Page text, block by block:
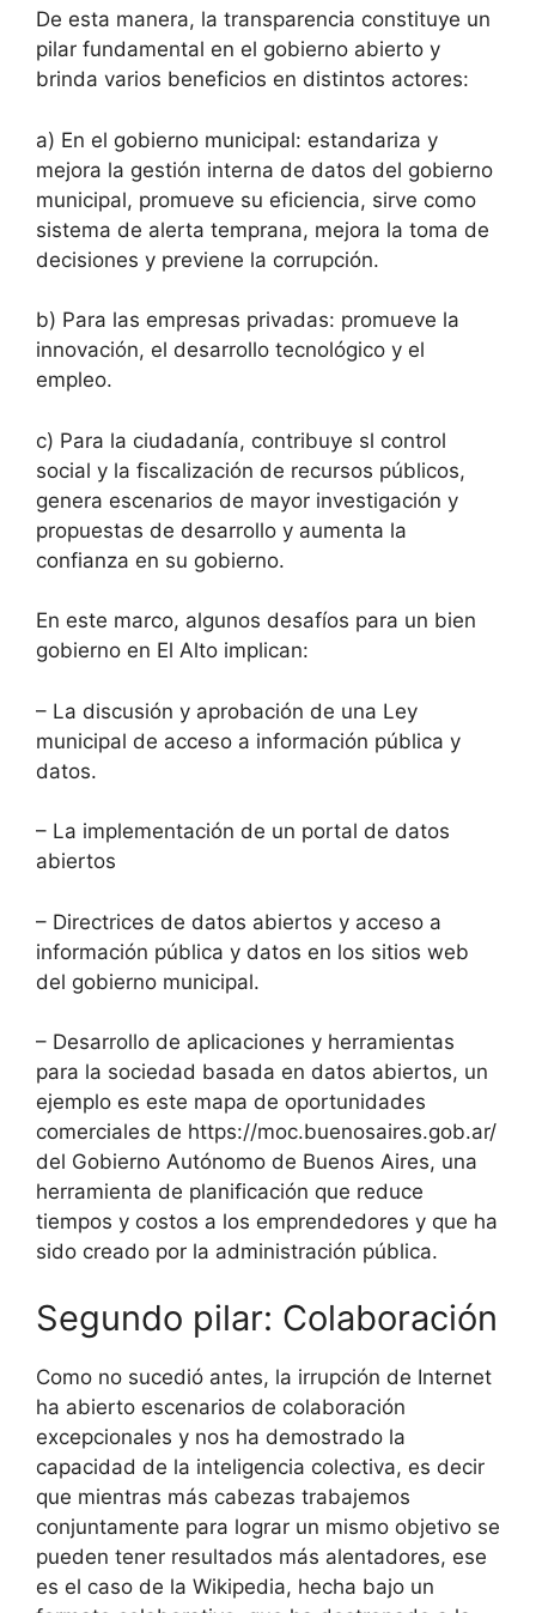
De esta manera, la transparencia constituye un
pilar fundamental en el gobierno abierto y
brinda varios beneficios en distintos actores:
a) En el gobierno municipal: estandariza y
mejora la gestión interna de datos del gobierno
municipal, promueve su eficiencia, sirve como
sistema de alerta temprana, mejora la toma de
decisiones y previene la corrupción.
b) Para las empresas privadas: promueve la
innovación, el desarrollo tecnológico y el
empleo.
c) Para la ciudadanía, contribuye sl control
social y la fiscalización de recursos públicos,
genera escenarios de mayor investigación y
propuestas de desarrollo y aumenta la
confianza en su gobierno.
En este marco, algunos desafíos para un bien
gobierno en El Alto implican:
– La discusión y aprobación de una Ley
municipal de acceso a información pública y
datos.
– La implementación de un portal de datos
abiertos
– Directrices de datos abiertos y acceso a
información pública y datos en los sitios web
del gobierno municipal.
– Desarrollo de aplicaciones y herramientas
para la sociedad basada en datos abiertos, un
ejemplo es este mapa de oportunidades
comerciales de https://moc.buenosaires.gob.ar/
del Gobierno Autónomo de Buenos Aires, una
herramienta de planificación que reduce
tiempos y costos a los emprendedores y que ha
sido creado por la administración pública.
Segundo pilar: Colaboración
Como no sucedió antes, la irrupción de Internet
ha abierto escenarios de colaboración
excepcionales y nos ha demostrado la
capacidad de la inteligencia colectiva, es decir
que mientras más cabezas trabajemos
conjuntamente para lograr un mismo objetivo se
pueden tener resultados más alentadores, ese
es el caso de la Wikipedia, hecha bajo un